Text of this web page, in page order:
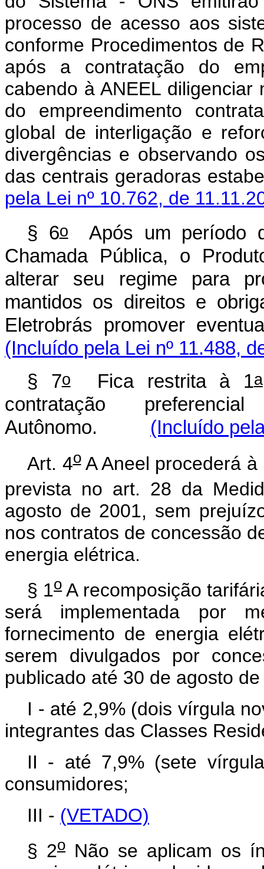
processo de acesso aos
conforme Procedimentos de
após a contratação do
cabendo à ANEEL
do empreendimento
global de interligação e
divergências e observando
das centrais geradoras
pela Lei nº 10.762, de
§ 6oApós um período
Chamada Pública, o
alterar seu regime para
mantidos os direitos e
Eletrobrás promover
(Incluído pela Lei nº 11.488,
§ 7oFica restrita à 1a
contratação
Autônomo. (Incluído
Art. 4oA Aneel procederá
prevista no art. 28 da
agosto de 2001, sem
nos contratos de concessão
energia elétrica.
§ 1oA recomposição
será implementada por
fornecimento de energia
serem divulgados por
publicado até 30 de agosto
I - até 2,9% (dois vírgula
integrantes das Classes
II - até 7,9% (sete
consumidores;
III - (VETADO)
§ 2o Não se aplicam os